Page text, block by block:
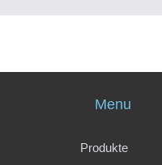
Menu
Produkte